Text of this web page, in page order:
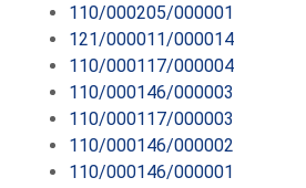
110/000205/000001
121/000011/000014
110/000117/000004
110/000146/000003
110/000117/000003
110/000146/000002
110/000146/000001